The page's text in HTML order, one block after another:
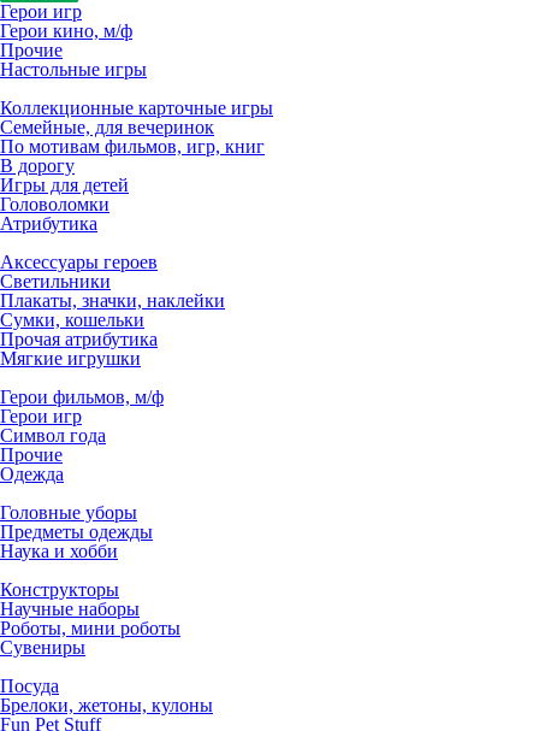
Герои игр
Герои кино, м/ф
Прочие
Настольные игры
Коллекционные карточные игры
Семейные, для вечеринок
По мотивам фильмов, игр, книг
В дорогу
Игры для детей
Головоломки
Атрибутика
Аксессуары героев
Светильники
Плакаты, значки, наклейки
Сумки, кошельки
Прочая атрибутика
Мягкие игрушки
Герои фильмов, м/ф
Герои игр
Символ года
Прочие
Одежда
Головные уборы
Предметы одежды
Наука и хобби
Конструкторы
Научные наборы
Роботы, мини роботы
Сувениры
Посуда
Брелоки, жетоны, кулоны
Fun Pet Stuff